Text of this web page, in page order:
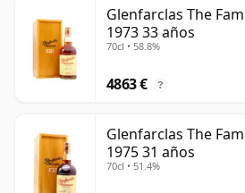
Glenfarclas The
1973 33 años
70cl • 58.8%
4863 € ?
Glenfarclas The
1975 31 años
70cl • 51.4%